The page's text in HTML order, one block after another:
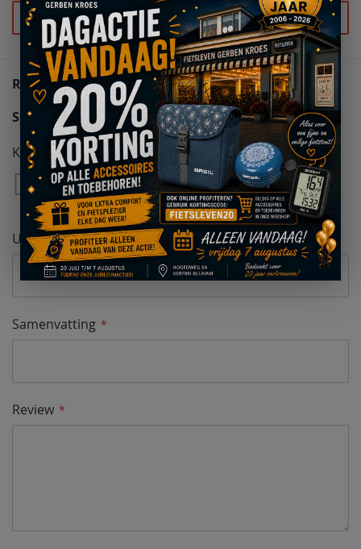
Stel uw vraag
REVIEWS
Schrijf uw eigen review
Kwaliteit
1
Star
2
Sterren
3
Sterren
4
Sterren
5
Sterren
Uw naam
Samenvatting
Review